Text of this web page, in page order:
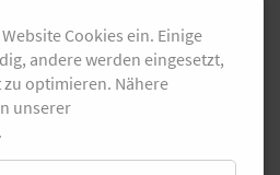
gemeinsam mit den
(Läufer und
ins Weiße Haus
US-Präsidenten
zu joggen.
sich vor allem an die
Cookies ein. Einige
andere werden eingesetzt,
optimieren. Nähere
unserer
.